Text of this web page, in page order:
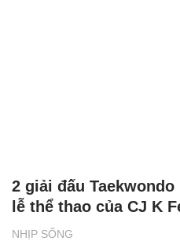
NHỊP SỐNG
2 giải đấu
lễ thể thao của CJ K